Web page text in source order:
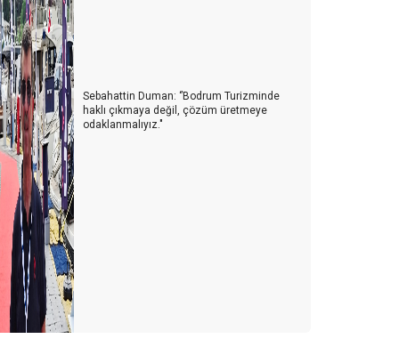
OTELİN ÖDÜLÜ YOK MU?
SINIFTA KALDINIZ
Karamsarlık
VİDEO BİZİ ANLATMIYOR Kİ?
devrimi loadıng…
ile yeni bir dünya
Nesil Otelcilik - Bölüm 3 ‘’Seyahat Teknolojileri’’
Yıl Hazırlıkları
Nesil Otelcilik - Bölüm 2
Sebahattin Duman: ‘’Bodrum Turizminde
haklı çıkmaya değil, çözüm üretmeye
odaklanmalıyız."